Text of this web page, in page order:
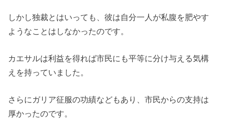
しかし独裁とはいっても、彼は自分一人が私腹を肥やす
ようなことはしなかったのです。
カエサルは利益を得れば市民にも平等に分け与える気構
えを持っていました。
さらにガリア征服の功績などもあり、市民からの支持は
厚かったのです。